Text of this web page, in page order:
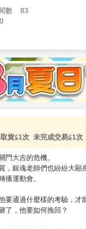
數
83
0
-加固紙箱包裝》